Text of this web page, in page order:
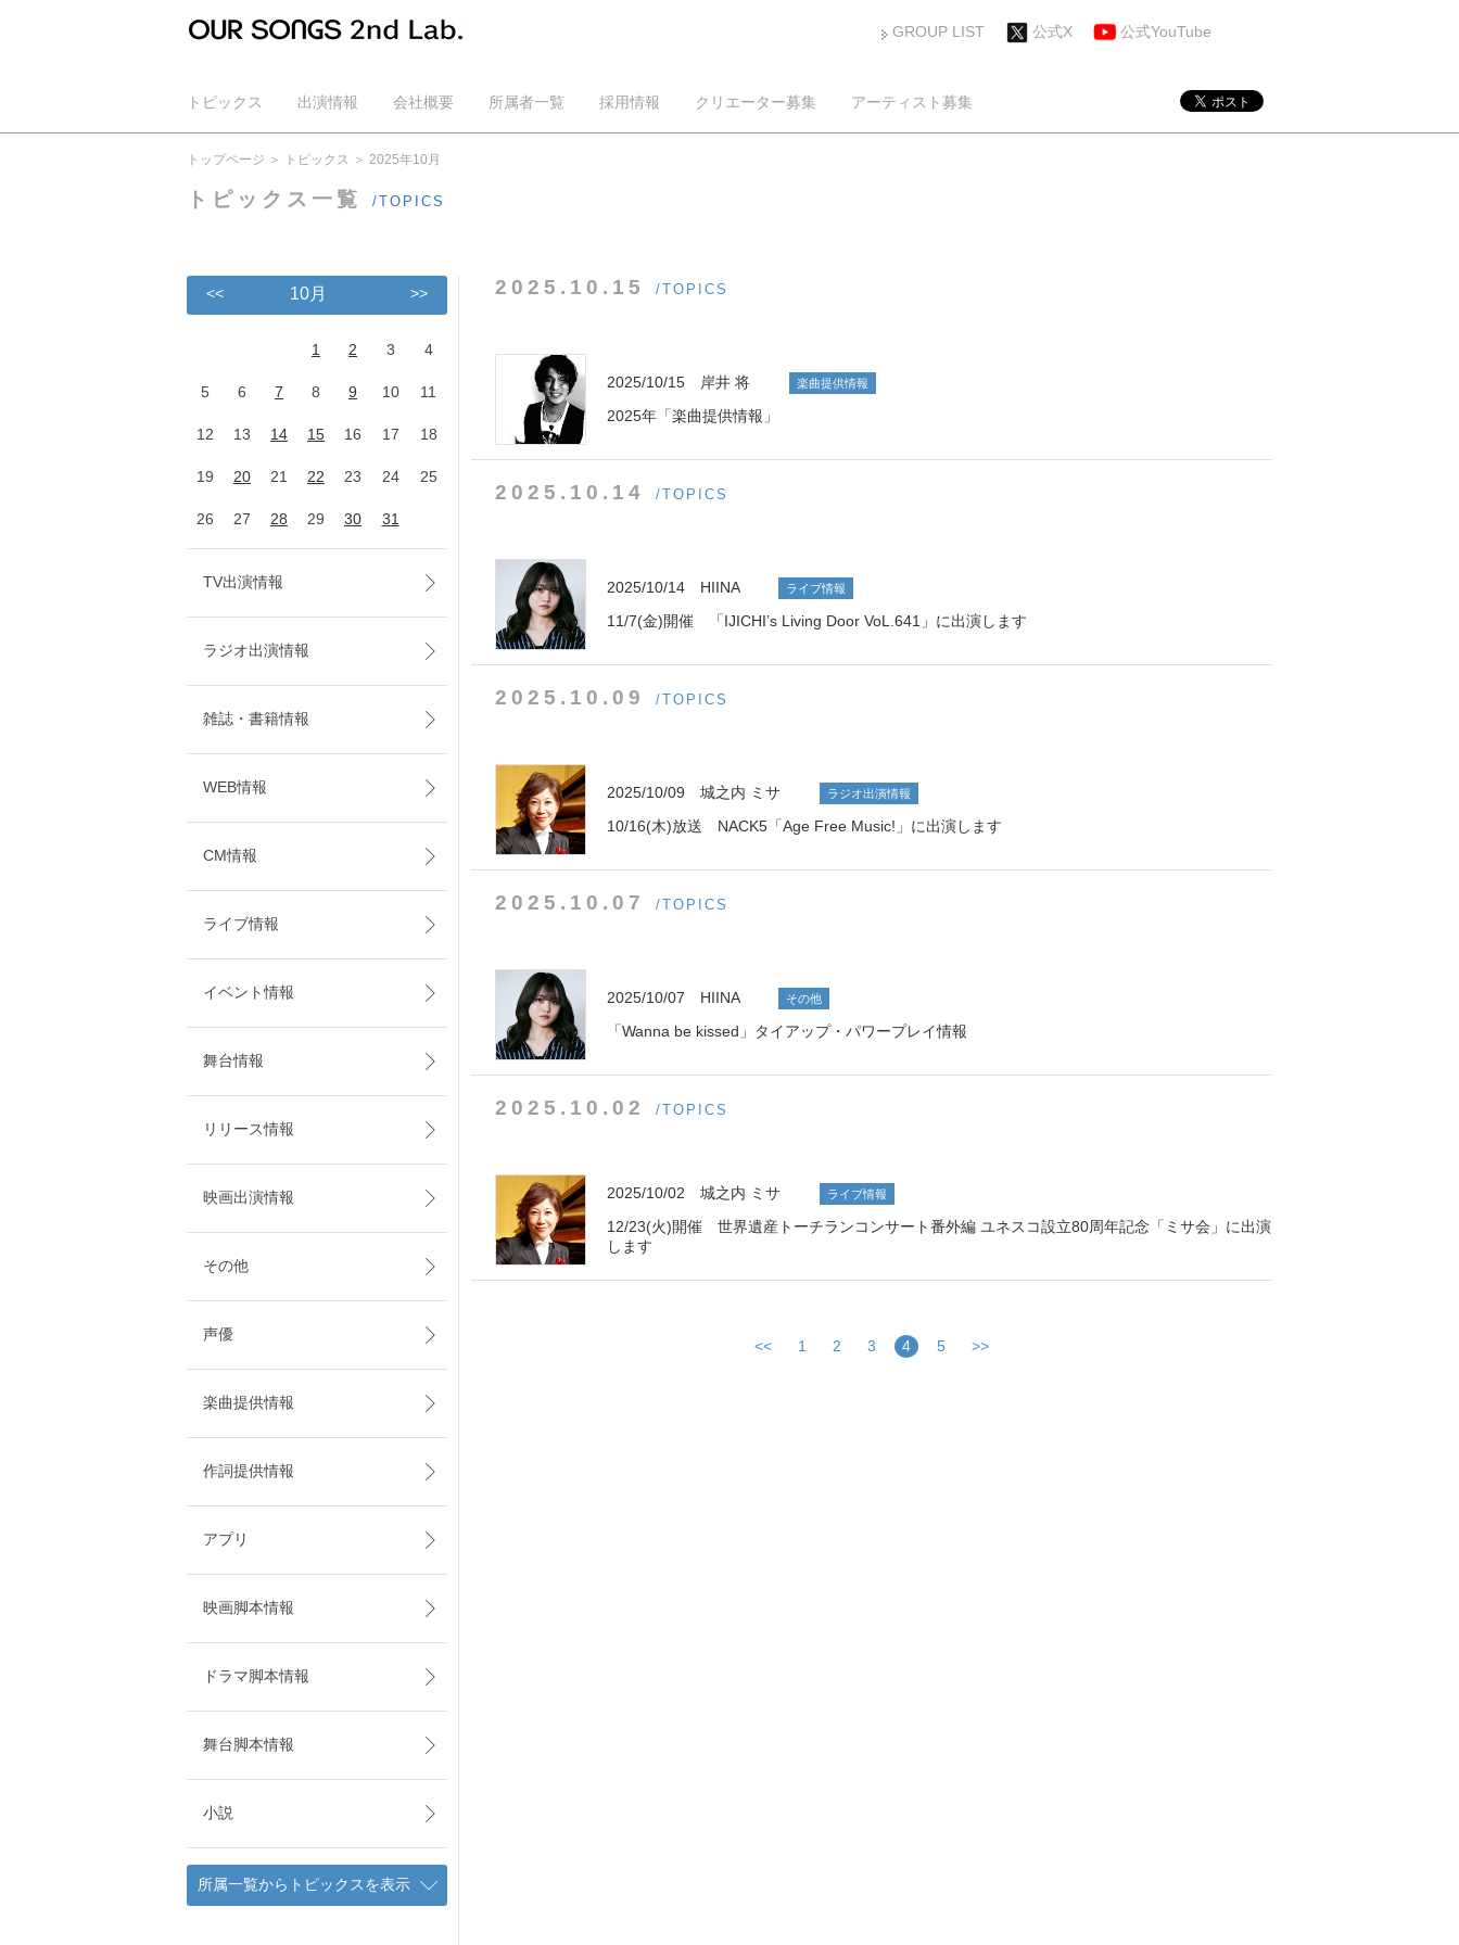
GROUP LIST 公式X 公式YouTube
トピックス 出演情報 会社概要 所属者一覧 採用情報 クリエーター募集
アーティスト募集
公式YouTube
トップページ トピックス 2025年10月
トピックス一覧 /TOPICS
2025.10.15 /TOPICS
2025/10/15 岸井 将 楽曲提供情報
2025年「楽曲提供情報」
2025.10.14 /TOPICS
2025/10/14 HIINA ライブ情報
11/7(金)開催 「IJICHI’s Living Door VoL.641」に出演します
2025.10.09 /TOPICS
2025/10/09 城之内 ミサ ラジオ出演情報
10/16(木)放送 NACK5「Age Free Music!」に出演します
2025.10.07 /TOPICS
2025/10/07 HIINA その他
「Wanna be kissed」タイアップ・パワープレイ情報
2025.10.02 /TOPICS
2025/10/02 城之内 ミサ ライブ情報
12/23(火)開催 世界遺産トーチランコンサート番外編 ユネスコ設立80周年記念「ミサ会」に出演
します
<< 1 2 3 4 5 >>
<< 10月 >>
1 2 3 4
5 6 7 8 9 10 11
12 13 14 15 16 17 18
19 20 21 22 23 24 25
26 27 28 29 30 31
TV出演情報
ラジオ出演情報
雑誌・書籍情報
WEB情報
CM情報
ライブ情報
イベント情報
舞台情報
リリース情報
映画出演情報
その他
声優
楽曲提供情報
作詞提供情報
アプリ
映画脚本情報
ドラマ脚本情報
舞台脚本情報
小説
所属一覧からトピックスを表示